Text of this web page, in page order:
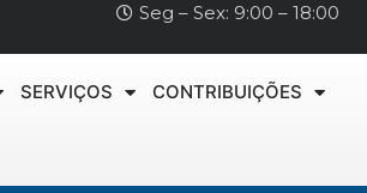
Seg – Sex: 9:00 – 18:00
SERVIÇOS CONTRIBUIÇÕES